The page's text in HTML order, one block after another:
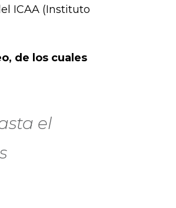
ICAA (Instituto
de los cuales
el